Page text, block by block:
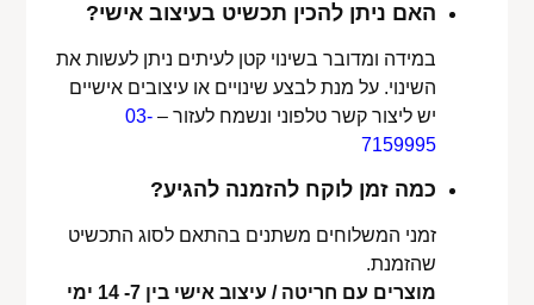
האם ניתן להכין תכשיט בעיצוב אישי?
במידה ומדובר בשינוי קטן לעיתים ניתן לעשות את
השינוי. על מנת לבצע שינויים או עיצובים אישיים
יש ליצור קשר טלפוני ונשמח לעזור –03-
7159995
כמה זמן לוקח להזמנה להגיע?
זמני המשלוחים משתנים בהתאם לסוג התכשיט
שהזמנת.
מוצרים עם חריטה / עיצוב אישי בין 7- 14 ימי